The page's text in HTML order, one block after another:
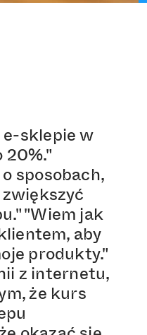
e-sklepie w
20%."
sposobach,
"Wiem jak
aby
produkty."
z internetu,
że kurs